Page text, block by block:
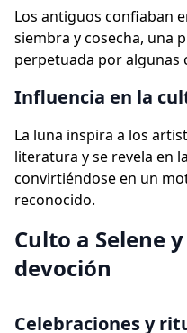
Los antiguos confiaban
siembra y cosecha, una
perpetuada por algunas
Influencia en la
La luna inspira a los
literatura y se revela en
convirtiéndose en un
reconocido.
Culto a Selene
devoción
Celebraciones y